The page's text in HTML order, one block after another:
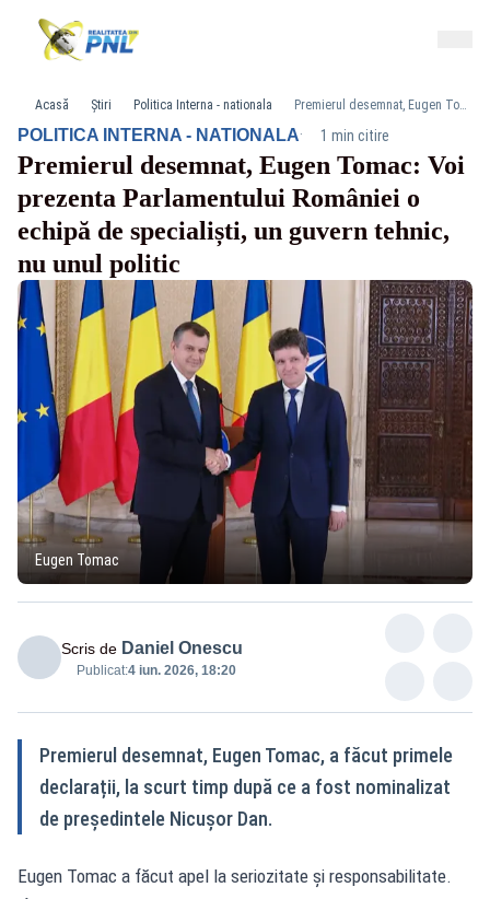
Acasă Știri Politica Interna - nationala Premierul desemnat, Eugen Tomac: Voi prezenta Parlamentului României o echipă de specialiști, un guvern tehnic, nu unul politic
POLITICA INTERNA - NATIONALA· 1 min citire
Premierul desemnat, Eugen Tomac: Voi
prezenta Parlamentului României o
echipă de specialiști, un guvern tehnic,
nu unul politic
Eugen Tomac
Scris de Daniel Onescu
Publicat:4 iun. 2026, 18:20
Premierul desemnat, Eugen Tomac, a făcut primele
declarații, la scurt timp după ce a fost nominalizat
de președintele Nicușor Dan.
Eugen Tomac a făcut apel la seriozitate și responsabilitate.